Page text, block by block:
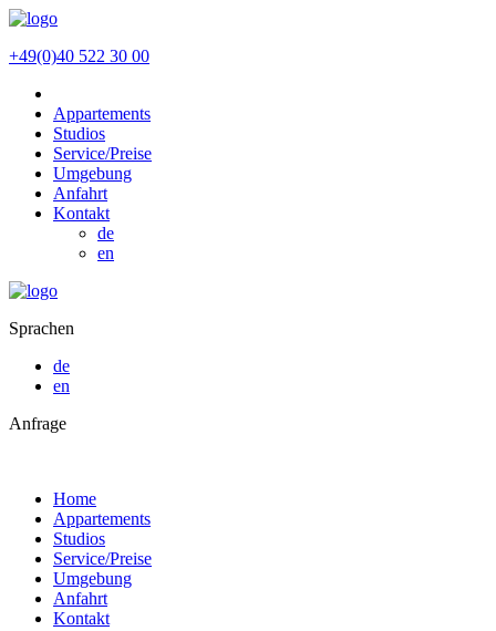
+49(0)40 522 30 00
Appartements
Studios
Service/Preise
Umgebung
Anfahrt
Kontakt
de
en
Sprachen
de
en
Anfrage
Home
Appartements
Studios
Service/Preise
Umgebung
Anfahrt
Kontakt